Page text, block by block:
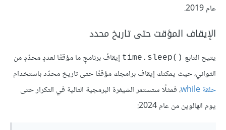
عام 2019.
الإيقاف المؤقت حتى تاريخ محدد
يتيح التابع time.sleep()‎ إيقافَ برنامجٍ ما مؤقتًا لعددٍ محدّدٍ من
الثواني، حيث يمكنك إيقاف برامجك مؤقتًا حتى تاريخ محدّد باستخدام
حلقة while
، فمثلًا ستستمر الشيفرة البرمجية التالية في التكرار حتى
يوم الهالوين من عام 2024: